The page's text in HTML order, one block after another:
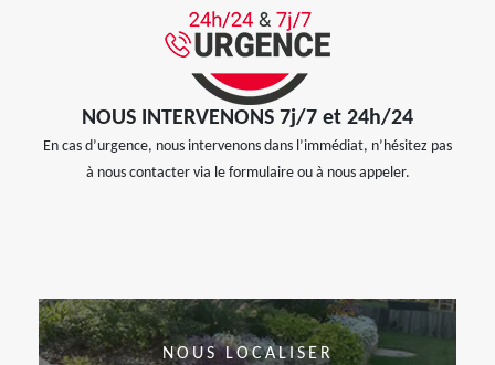
NOUS INTERVENONS 7j/7 et 24h/24
En cas d’urgence, nous intervenons dans l’immédiat, n’hésitez pas
à nous contacter via le formulaire ou à nous appeler.
NOUS LOCALISER